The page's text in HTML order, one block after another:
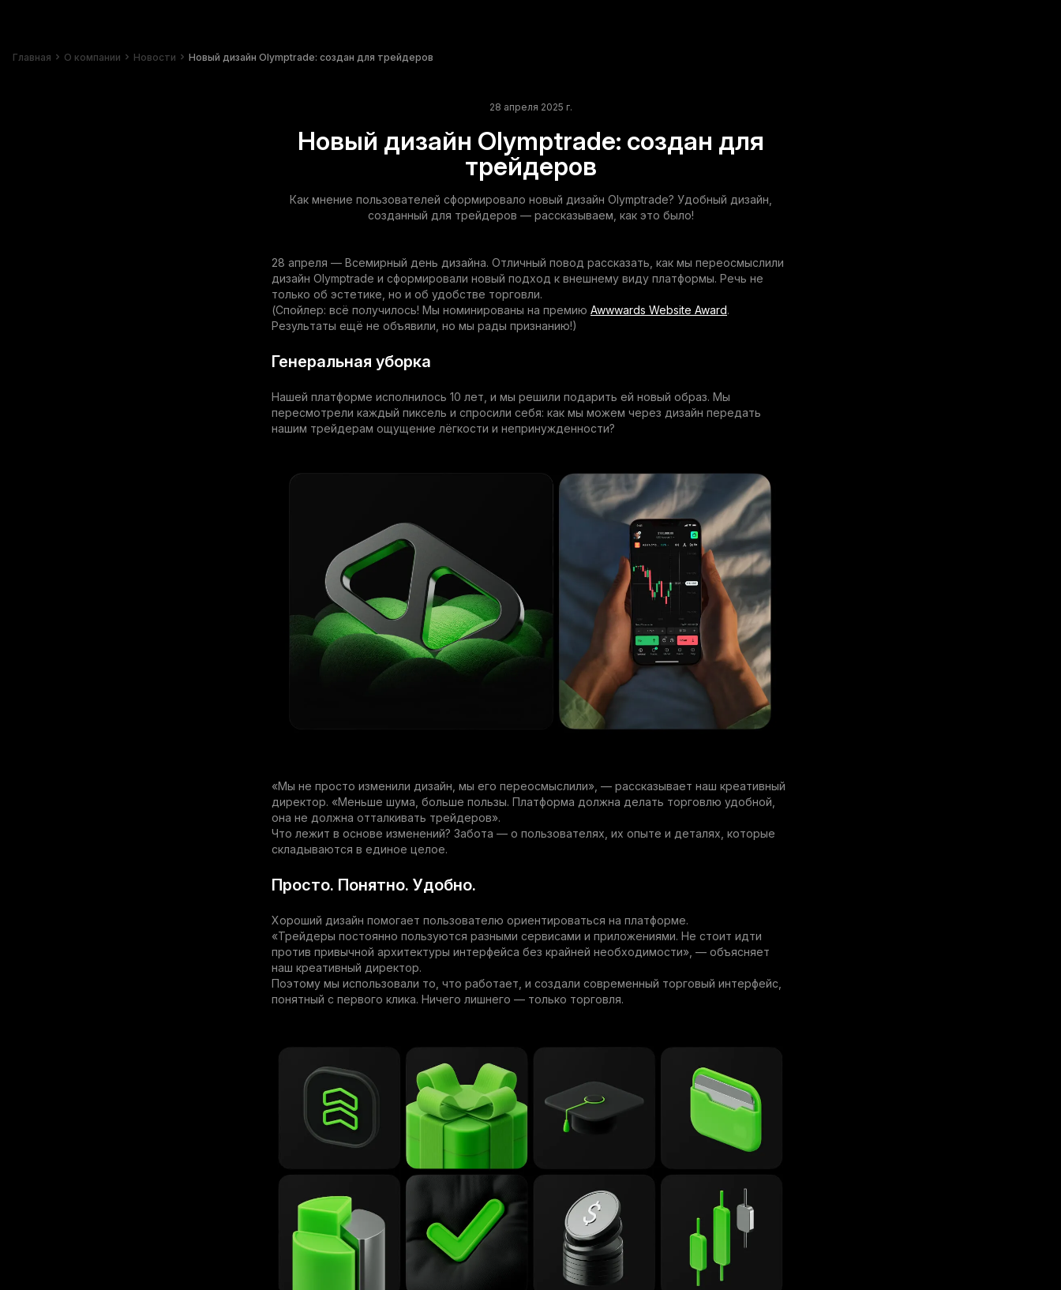
Главная О компании Новости Новый дизайн Olymptrade: создан для трейдеров
28 апреля 2025 г.
Новый дизайн Olymptrade: создан для
трейдеров
Как мнение пользователей сформировало новый дизайн Olymptrade? Удобный дизайн,
созданный для трейдеров — рассказываем, как это было!
28 апреля — Всемирный день дизайна. Отличный повод рассказать, как мы переосмыслили
дизайн Olymptrade и сформировали новый подход к внешнему виду платформы. Речь не
только об эстетике, но и об удобстве торговли.
(Спойлер: всё получилось! Мы номинированы на премию Awwwards Website Award.
Результаты ещё не объявили, но мы рады признанию!)
Генеральная уборка
Нашей платформе исполнилось 10 лет, и мы решили подарить ей новый образ. Мы
пересмотрели каждый пиксель и спросили себя: как мы можем через дизайн передать
нашим трейдерам ощущение лёгкости и непринужденности?
«Мы не просто изменили дизайн, мы его переосмыслили», — рассказывает наш креативный
директор. «Меньше шума, больше пользы. Платформа должна делать торговлю удобной,
она не должна отталкивать трейдеров».
Что лежит в основе изменений? Забота — о пользователях, их опыте и деталях, которые
складываются в единое целое.
Просто. Понятно. Удобно.
Хороший дизайн помогает пользователю ориентироваться на платформе.
«Трейдеры постоянно пользуются разными сервисами и приложениями. Не стоит идти
против привычной архитектуры интерфейса без крайней необходимости», — объясняет
наш креативный директор.
Поэтому мы использовали то, что работает, и создали современный торговый интерфейс,
понятный с первого клика. Ничего лишнего — только торговля.